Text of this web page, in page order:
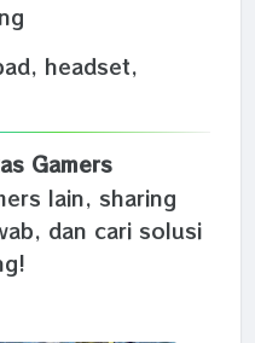
headset,
Gamers
lain, sharing
dan cari solusi